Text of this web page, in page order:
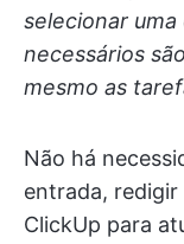
selecionar
necessários
mesmo as
Não há
entrada,
ClickUp para